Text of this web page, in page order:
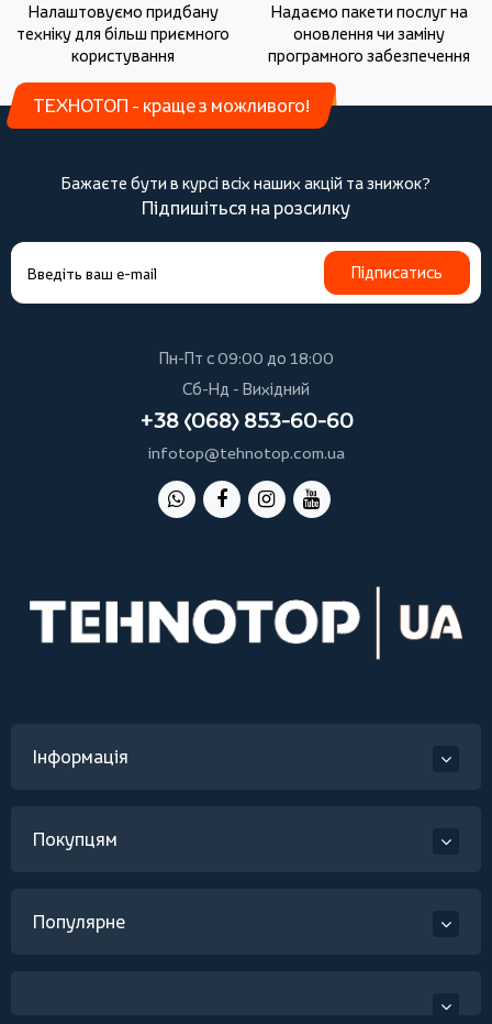
Налаштовуємо придбану
техніку для більш приємного
користування
Надаємо пакети послуг на
оновлення чи заміну
програмного забезпечення
ТЕХНОТОП - краще з можливого!
Бажаєте бути в курсі всіх наших акцій та знижок?
Підпишіться на розсилку
Підписатись
Пн-Пт с 09:00 до 18:00
Сб-Нд - Вихідний
+38 (068) 853-60-60
infotop@tehnotop.com.ua
Інформація
Покупцям
Популярне